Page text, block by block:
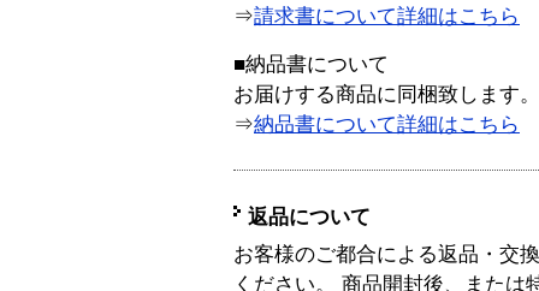
⇒請求書について詳細はこちら
■納品書について
お届けする商品に同梱致します。
⇒納品書について詳細はこちら
返品について
お客様のご都合による返品・交
ください。 商品開封後、または